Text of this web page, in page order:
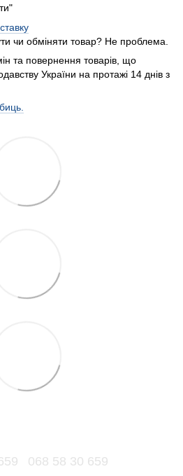
чи обміняти товар? Не проблема.
та повернення товарів, що
України на протажі 14 днів з
068 58 30 659